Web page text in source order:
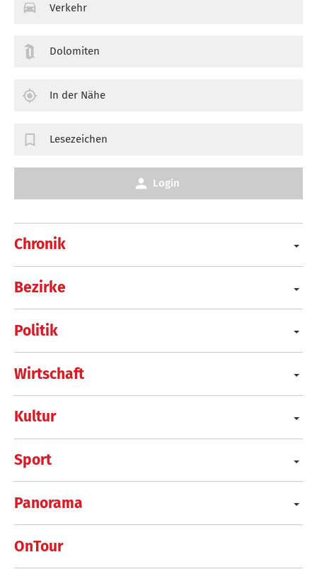
Chronik
Bezirke
Politik
Wirtschaft
Kultur
Sport
Panorama
OnTour
Verkehr
Dolomiten
In der Nähe
Lesezeichen
Login